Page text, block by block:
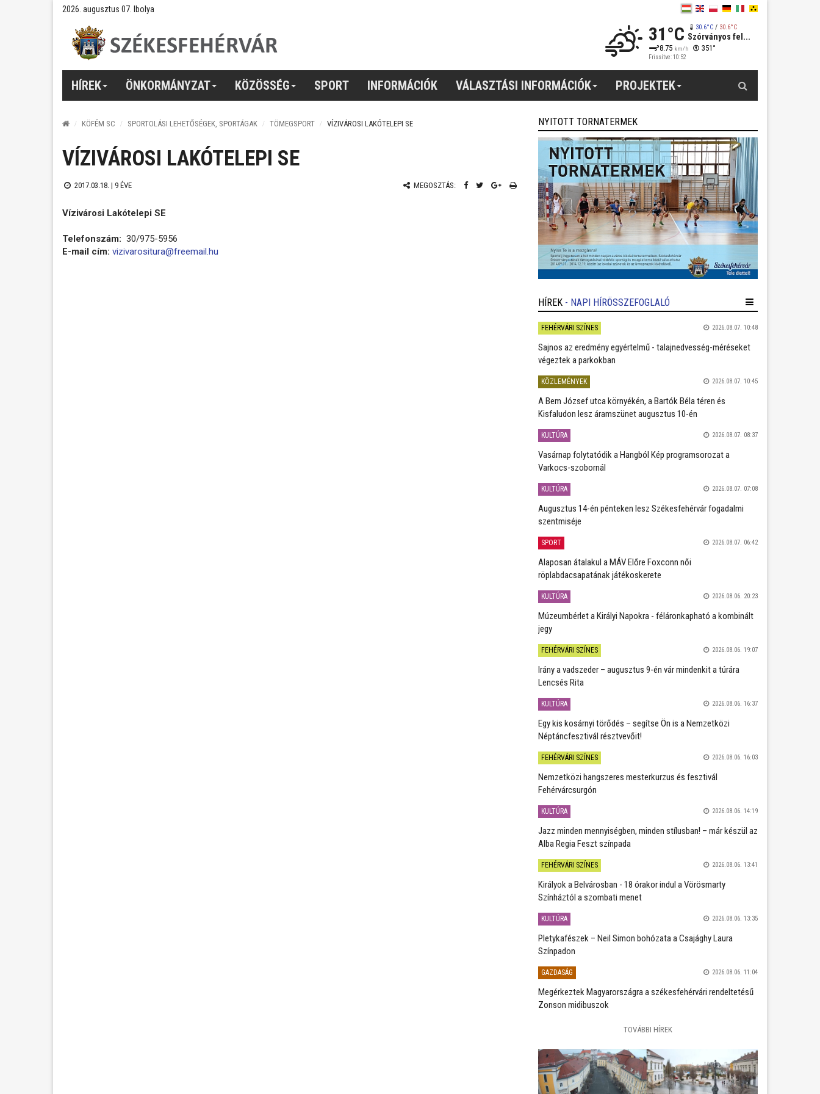
2026. augusztus 07. Ibolya
31°C 30.6°C/ 30.6°C
Szórványos fel...
8.75 km/h 351°
Frissítve: 10:52
HÍREK ÖNKORMÁNYZAT KÖZÖSSÉG SPORT INFORMÁCIÓK VÁLASZTÁSI INFORMÁCIÓK PROJEKTEK
KÖFÉM SC SPORTOLÁSI LEHETŐSÉGEK, SPORTÁGAK TÖMEGSPORT VÍZIVÁROSI LAKÓTELEPI SE
VÍZIVÁROSI LAKÓTELEPI SE
2017.03.18. | 9 ÉVE MEGOSZTÁS:
Vízivárosi Lakótelepi SE
Telefonszám: 30/975-5956
E-mail cím: vizivarositura@freemail.hu
NYITOTT TORNATERMEK
HÍREK - NAPI HÍRÖSSZEFOGLALÓ
FEHÉRVÁRI SZÍNES 2026.08.07. 10:48
Sajnos az eredmény egyértelmű - talajnedvesség-méréseket
végeztek a parkokban
KÖZLEMÉNYEK 2026.08.07. 10:45
A Bem József utca környékén, a Bartók Béla téren és
Kisfaludon lesz áramszünet augusztus 10-én
KULTÚRA 2026.08.07. 08:37
Vasárnap folytatódik a Hangból Kép programsorozat a
Varkocs-szobornál
KULTÚRA 2026.08.07. 07:08
Augusztus 14-én pénteken lesz Székesfehérvár fogadalmi
szentmiséje
SPORT 2026.08.07. 06:42
Alaposan átalakul a MÁV Előre Foxconn női
röplabdacsapatának játékoskerete
KULTÚRA 2026.08.06. 20:23
Múzeumbérlet a Királyi Napokra - féláronkapható a kombinált
jegy
FEHÉRVÁRI SZÍNES 2026.08.06. 19:07
Irány a vadszeder – augusztus 9-én vár mindenkit a túrára
Lencsés Rita
KULTÚRA 2026.08.06. 16:37
Egy kis kosárnyi törődés – segítse Ön is a Nemzetközi
Néptáncfesztivál résztvevőit!
FEHÉRVÁRI SZÍNES 2026.08.06. 16:03
Nemzetközi hangszeres mesterkurzus és fesztivál
Fehérvárcsurgón
KULTÚRA 2026.08.06. 14:19
Jazz minden mennyiségben, minden stílusban! – már készül az
Alba Regia Feszt színpada
FEHÉRVÁRI SZÍNES 2026.08.06. 13:41
Királyok a Belvárosban - 18 órakor indul a Vörösmarty
Színháztól a szombati menet
KULTÚRA 2026.08.06. 13:35
Pletykafészek – Neil Simon bohózata a Csajághy Laura
Színpadon
GAZDASÁG 2026.08.06. 11:04
Megérkeztek Magyarországra a székesfehérvári rendeltetésű
Zonson midibuszok
TOVÁBBI HÍREK